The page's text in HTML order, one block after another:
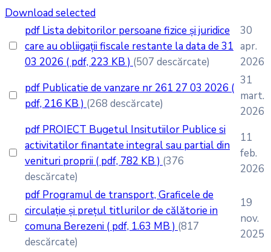
Download selected
pdf Lista debitorilor persoane fizice și juridice
care au obliigații fiscale restante la data de 31
03 2026 ( pdf, 223 KB ) (507 descărcate)
30
apr.
2026
pdf Publicatie de vanzare nr 261 27 03 2026 (
pdf, 216 KB ) (268 descărcate)
31
mart.
2026
pdf PROIECT Bugetul Insitutiilor Publice si
activitatilor finantate integral sau partial din
venituri proprii ( pdf, 782 KB ) (376
descărcate)
11
feb.
2026
pdf Programul de transport, Graficele de
circulație și prețul titlurilor de călătorie in
comuna Berezeni ( pdf, 1.63 MB ) (817
descărcate)
19
nov.
2025